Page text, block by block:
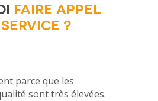
FAIRE APPEL
?
parce que les
sont très élevées.